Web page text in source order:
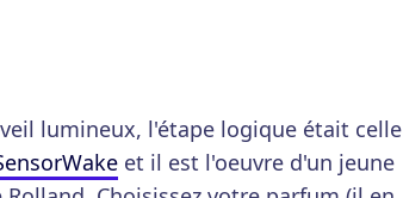
lumineux, l'étape logique était celle
et il est l'oeuvre d'un jeune